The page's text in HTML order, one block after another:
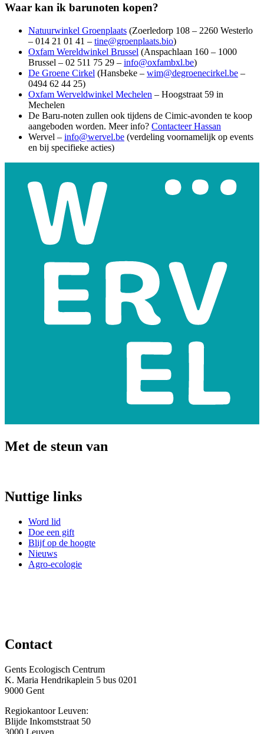
Waar kan ik barunoten kopen?
Natuurwinkel Groenplaats (Zoerledorp 108 – 2260 Westerlo
– 014 21 01 41 – tine@groenplaats.bio)
Oxfam Wereldwinkel Brussel (Anspachlaan 160 – 1000
Brussel – 02 511 75 29 – info@oxfambxl.be)
De Groene Cirkel (Hansbeke – wim@degroenecirkel.be –
0494 62 44 25)
Oxfam Werveldwinkel Mechelen – Hoogstraat 59 in
Mechelen
De Baru-noten zullen ook tijdens de Cimic-avonden te koop
aangeboden worden. Meer info? Contacteer Hassan
Wervel – info@wervel.be (verdeling voornamelijk op events
en bij specifieke acties)
Met de steun van
Nuttige links
Word lid
Doe een gift
Blijf op de hoogte
Nieuws
Agro-ecologie
Contact
Gents Ecologisch Centrum
K. Maria Hendrikaplein 5 bus 0201
9000 Gent
Regiokantoor Leuven:
Blijde Inkomststraat 50
3000 Leuven